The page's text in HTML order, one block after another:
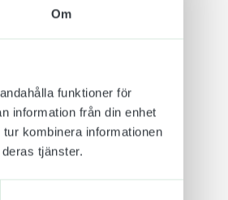
Om
funktioner för
information från din enhet
kombinera informationen
tjänster.
Denna
inramning av
att byta ut